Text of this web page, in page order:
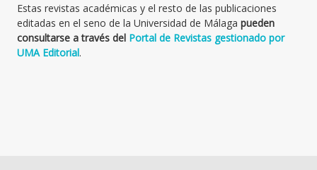
Estas revistas académicas y el resto de las publicaciones
editadas en el seno de la Universidad de Málaga pueden
consultarse a través del Portal de Revistas gestionado por
UMA Editorial.